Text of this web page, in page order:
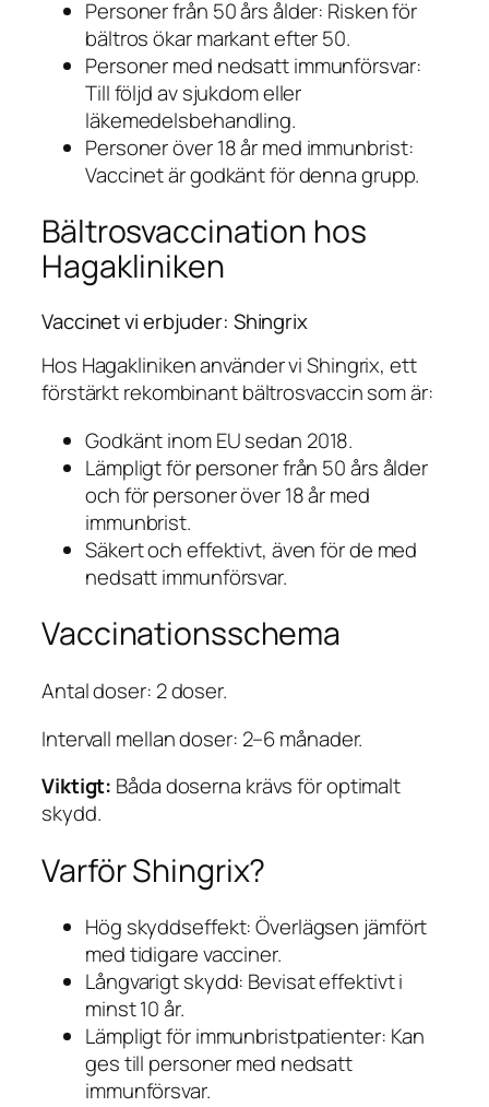
Personer från 50 års ålder: Risken för
bältros ökar markant efter 50.
Personer med nedsatt immunförsvar:
Till följd av sjukdom eller
läkemedelsbehandling.
Personer över 18 år med immunbrist:
Vaccinet är godkänt för denna grupp.
Bältrosvaccination hos
Hagakliniken
Vaccinet vi erbjuder: Shingrix
Hos Hagakliniken använder vi Shingrix, ett
förstärkt rekombinant bältrosvaccin som är:
Godkänt inom EU sedan 2018.
Lämpligt för personer från 50 års ålder
och för personer över 18 år med
immunbrist.
Säkert och effektivt, även för de med
nedsatt immunförsvar.
Vaccinationsschema
Antal doser: 2 doser.
Intervall mellan doser: 2–6 månader.
Viktigt: Båda doserna krävs för optimalt
skydd.
Varför Shingrix?
Hög skyddseffekt: Överlägsen jämfört
med tidigare vacciner.
Långvarigt skydd: Bevisat effektivt i
minst 10 år.
Lämpligt för immunbristpatienter: Kan
ges till personer med nedsatt
immunförsvar.